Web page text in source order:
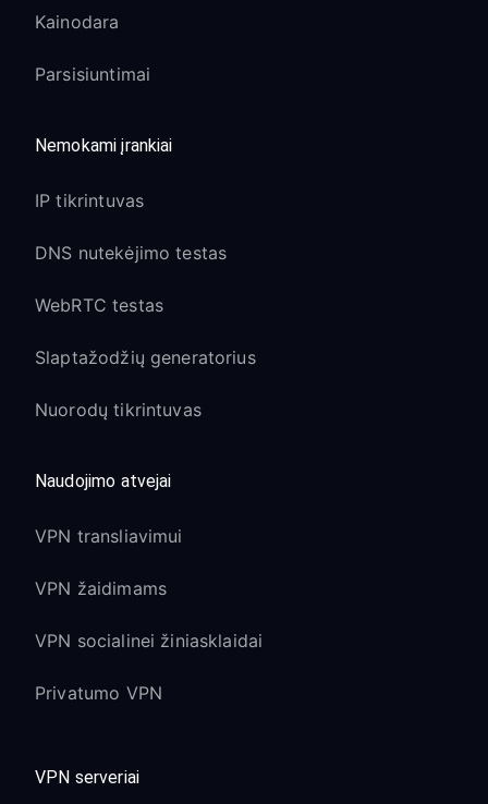
Kainodara
Parsisiuntimai
Nemokami įrankiai
IP tikrintuvas
DNS nutekėjimo testas
WebRTC testas
Slaptažodžių generatorius
Nuorodų tikrintuvas
Naudojimo atvejai
VPN transliavimui
VPN žaidimams
VPN socialinei žiniasklaidai
Privatumo VPN
VPN serveriai